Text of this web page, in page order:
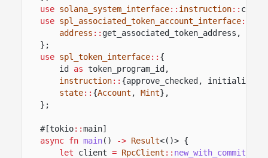
use solana_system_interface:: instruction::
use spl_associated_token_account_interface::
address :: get_associated_token_address,
};
use spl_token_interface:: {
id
as token_program_id,
instruction:: {approve_checked,
state:: {Account , Mint},
};
#[tokio::main]
async fn main() -> Result<()> {
let
client = RpcClient :: new_with_commitment